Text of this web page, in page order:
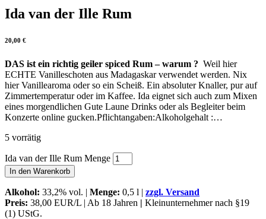
Ida van der Ille Rum
20,00 €
DAS ist ein richtig geiler spiced Rum – warum ? Weil hier
ECHTE Vanilleschoten aus Madagaskar verwendet werden. Nix
hier Vanillearoma oder so ein Scheiß. Ein absoluter Knaller, pur auf
Zimmertemperatur oder im Kaffee. Ida eignet sich auch zum Mixen
eines morgendlichen Gute Laune Drinks oder als Begleiter beim
Konzerte online gucken.Pflichtangaben:Alkoholgehalt :…
5 vorrätig
Ida van der Ille Rum Menge
In den Warenkorb
Alkohol: 33,2% vol. | Menge: 0,5 l | zzgl. Versand
Preis: 38,00 EUR/L | Ab 18 Jahren | Kleinunternehmer nach §19
(1) UStG.